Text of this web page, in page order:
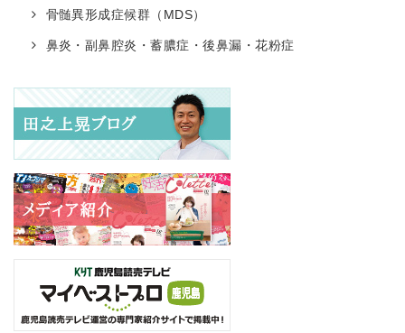
骨髄異形成症候群（MDS）
鼻炎・副鼻腔炎・蓄膿症・後鼻漏・花粉症